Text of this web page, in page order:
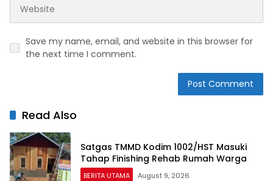
Save my name, email, and website in this browser for
the next time I comment.
Read Also
Satgas TMMD Kodim 1002/HST Masuki
Tahap Finishing Rehab Rumah Warga
BERITA UTAMA August 9, 2026